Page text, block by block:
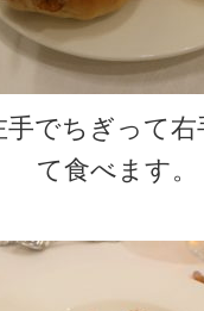
手でちぎって
て食べます。